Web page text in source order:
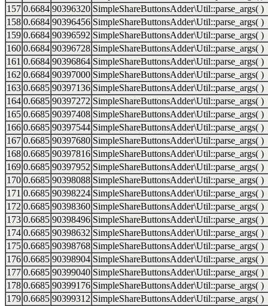
157 0.6684 90396320 SimpleShareButtonsAdder\Util::parse_args( )
158 0.6684 90396456 SimpleShareButtonsAdder\Util::parse_args( )
159 0.6684 90396592 SimpleShareButtonsAdder\Util::parse_args( )
160 0.6684 90396728 SimpleShareButtonsAdder\Util::parse_args( )
161 0.6684 90396864 SimpleShareButtonsAdder\Util::parse_args( )
162 0.6684 90397000 SimpleShareButtonsAdder\Util::parse_args( )
163 0.6685 90397136 SimpleShareButtonsAdder\Util::parse_args( )
164 0.6685 90397272 SimpleShareButtonsAdder\Util::parse_args( )
165 0.6685 90397408 SimpleShareButtonsAdder\Util::parse_args( )
166 0.6685 90397544 SimpleShareButtonsAdder\Util::parse_args( )
167 0.6685 90397680 SimpleShareButtonsAdder\Util::parse_args( )
168 0.6685 90397816 SimpleShareButtonsAdder\Util::parse_args( )
169 0.6685 90397952 SimpleShareButtonsAdder\Util::parse_args( )
170 0.6685 90398088 SimpleShareButtonsAdder\Util::parse_args( )
171 0.6685 90398224 SimpleShareButtonsAdder\Util::parse_args( )
172 0.6685 90398360 SimpleShareButtonsAdder\Util::parse_args( )
173 0.6685 90398496 SimpleShareButtonsAdder\Util::parse_args( )
174 0.6685 90398632 SimpleShareButtonsAdder\Util::parse_args( )
175 0.6685 90398768 SimpleShareButtonsAdder\Util::parse_args( )
176 0.6685 90398904 SimpleShareButtonsAdder\Util::parse_args( )
177 0.6685 90399040 SimpleShareButtonsAdder\Util::parse_args( )
178 0.6685 90399176 SimpleShareButtonsAdder\Util::parse_args( )
179 0.6685 90399312 SimpleShareButtonsAdder\Util::parse_args( )